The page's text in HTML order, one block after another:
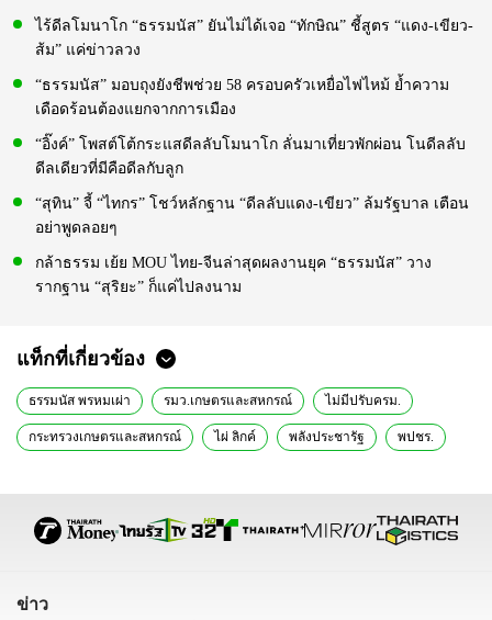
ไร้ดีลโมนาโก “ธรรมนัส” ยันไม่ได้เจอ “ทักษิณ” ชี้สูตร “แดง-เขียว-
ส้ม” แค่ข่าวลวง
“ธรรมนัส” มอบถุงยังชีพช่วย 58 ครอบครัวเหยื่อไฟไหม้ ย้ำความ
เดือดร้อนต้องแยกจากการเมือง
“อิ๊งค์” โพสต์โต้กระแสดีลลับโมนาโก ลั่นมาเที่ยวพักผ่อน โนดีลลับ
ดีลเดียวที่มีคือดีลกับลูก
“สุทิน” จี้ “ไทกร” โชว์หลักฐาน “ดีลลับแดง-เขียว” ล้มรัฐบาล เตือน
อย่าพูดลอยๆ
กล้าธรรม เย้ย MOU ไทย-จีนล่าสุดผลงานยุค “ธรรมนัส” วาง
รากฐาน “สุริยะ” ก็แค่ไปลงนาม
แท็กที่เกี่ยวข้อง
ธรรมนัส พรหมเผ่า รมว.เกษตรและสหกรณ์ ไม่มีปรับครม.
กระทรวงเกษตรและสหกรณ์ ไผ่ ลิกค์ พลังประชารัฐ พปชร.
ข่าวด่วน ข่าววันนี้ เรื่องเด่น
ข่าว